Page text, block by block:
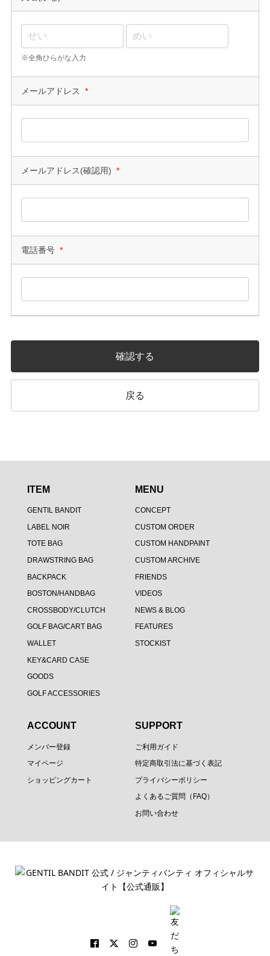
※全角ひらがな入力
メールアドレス *
メールアドレス(確認用) *
電話番号 *
確認する
戻る
ITEM
GENTIL BANDIT
LABEL NOIR
TOTE BAG
DRAWSTRING BAG
BACKPACK
BOSTON/HANDBAG
CROSSBODY/CLUTCH
GOLF BAG/CART BAG
WALLET
KEY&CARD CASE
GOODS
GOLF ACCESSORIES
MENU
CONCEPT
CUSTOM ORDER
CUSTOM HANDPAINT
CUSTOM ARCHIVE
FRIENDS
VIDEOS
NEWS & BLOG
FEATURES
STOCKIST
ACCOUNT
メンバー登録
マイページ
ショッピングカート
SUPPORT
ご利用ガイド
特定商取引法に基づく表記
プライバシーポリシー
よくあるご質問（FAQ）
お問い合わせ